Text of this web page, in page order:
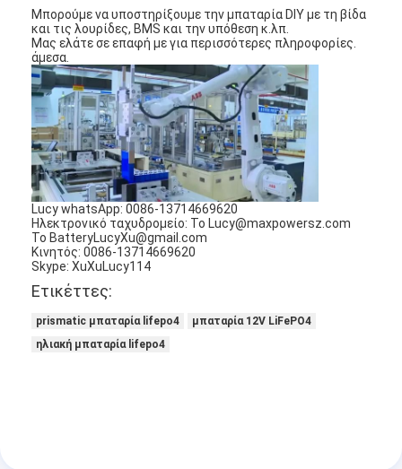
Μπορούμε να υποστηρίξουμε την μπαταρία DIY με τη βίδα
και τις λουρίδες, BMS και την υπόθεση κ.λπ.
Μας ελάτε σε επαφή με για περισσότερες πληροφορίες.
άμεσα.
Lucy whatsApp: 0086-13714669620
Ηλεκτρονικό ταχυδρομείο: Το Lucy@maxpowersz.com
Το BatteryLucyXu@gmail.com
Κινητός: 0086-13714669620
Skype: XuXuLucy114
Ετικέττες:
prismatic μπαταρία lifepo4
μπαταρία 12V LiFePO4
ηλιακή μπαταρία lifepo4